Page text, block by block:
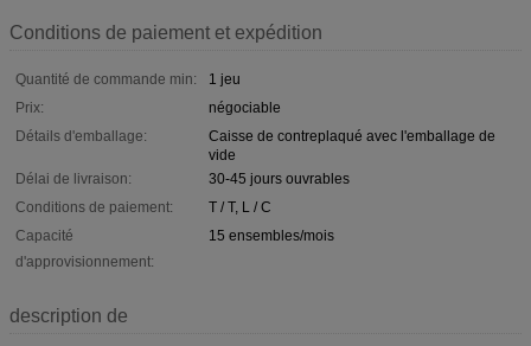
Conditions de paiement et expédition
Quantité de commande min:
1 jeu
Prix:
négociable
Détails d'emballage:
Caisse de contreplaqué avec l'emballage de
vide
Délai de livraison:
30-45 jours ouvrables
Conditions de paiement:
T / T, L / C
Capacité
d'approvisionnement:
15 ensembles/mois
description de